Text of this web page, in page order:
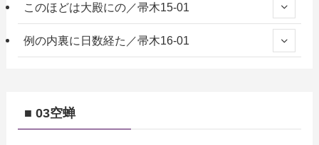
このほどは大殿にの／帚木15-01
例の内裏に日数経た／帚木16-01
■ 03空蝉